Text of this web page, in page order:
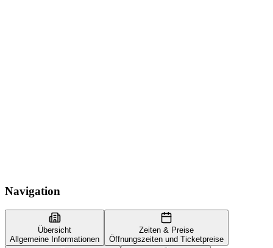
Navigation
Übersicht
Allgemeine Informationen
Zeiten & Preise
Öffnungszeiten und Ticketpreise